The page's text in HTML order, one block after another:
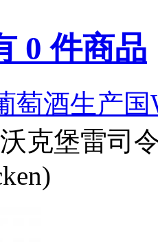
0 件商品
萄酒生产国
沃克堡雷司